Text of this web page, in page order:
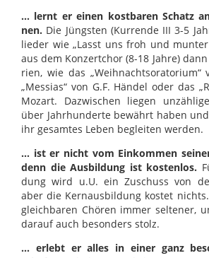
… lernt er einen kost­ba­ren Schatz
nen. Die Jüngs­ten (Kur­rende III 3-5
lie­der wie „Lasst uns froh und
aus dem Kon­zert­chor (8-18 Jahre)
rien, wie das „Weih­nachts­o­ra­to­rium“
„Mes­sias“ von G.F. Hän­del oder das
Mozart. Dazwi­schen lie­gen
über Jahr­hun­derte bewährt haben
ihr gesam­tes Leben beglei­ten wer­den.
… ist er nicht vom Ein­kom­men
denn die Aus­bil­dung ist kos­ten­los.
dung wird u.U. ein Zuschuss von
aber die Kern­aus­bil­dung kos­tet
gleich­ba­ren Chö­ren immer sel­te­ner,
dar­auf auch beson­ders stolz.
… erlebt er alles in einer ganz